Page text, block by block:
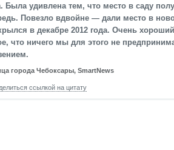
Была удивлена тем, что место в саду
Повезло вдвойне — дали место в
в декабре 2012 года. Очень хороший
что ничего мы для этого не
города Чебоксары, SmartNews
ссылкой на цитату